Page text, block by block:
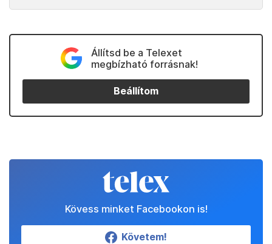
Állítsd be a Telexet
megbízható forrásnak!
Beállítom
Kövess minket Facebookon is!
Követem!